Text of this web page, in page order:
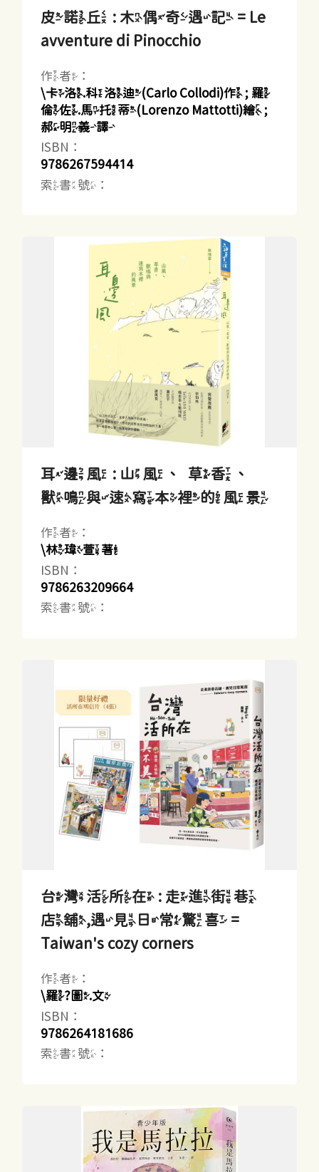
皮諾丘 : 木偶奇遇記 = Le
avventure di Pinocchio
作者：
\卡洛.科洛迪(Carlo Collodi)作 ; 羅
倫佐.馬托蒂(Lorenzo Mattotti)繪 ;
郝明義譯
ISBN：
9786267594414
索書號：
耳邊風 : 山風、草香、
獸鳴與速寫本裡的風景
作者：
\林瑋萱著
ISBN：
9786263209664
索書號：
台灣活所在 : 走進街巷
店舖,遇見日常驚喜 =
Taiwan's cozy corners
作者：
\羅?圖.文
ISBN：
9786264181686
索書號：